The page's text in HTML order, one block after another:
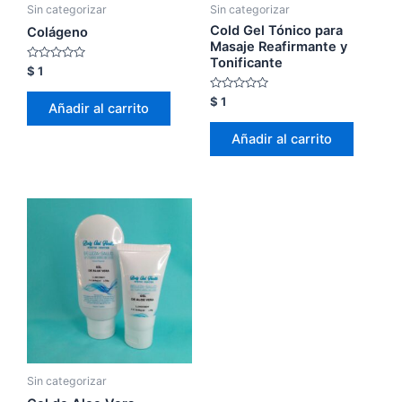
Sin categorizar
Colágeno
Valorado
con
0
$ 1
Añadir al carrito
Sin categorizar
Cold Gel Tónico para
Masaje Reafirmante y
Tonificante
Valorado
con
0
$ 1
Añadir al carrito
Sin categorizar